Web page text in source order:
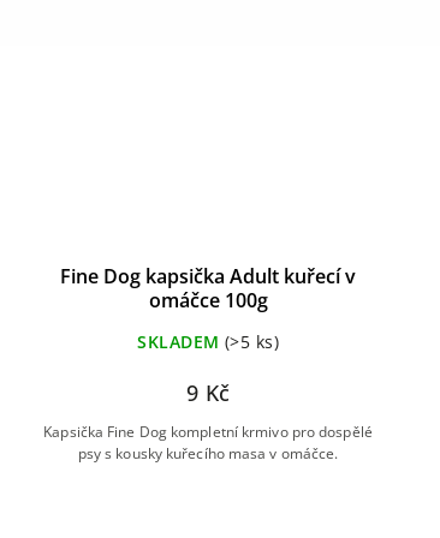
Fine Dog kapsička Adult kuřecí v
omáčce 100g
SKLADEM (>5 ks)
9 Kč
Kapsička Fine Dog kompletní krmivo pro dospělé
psy s kousky kuřecího masa v omáčce.